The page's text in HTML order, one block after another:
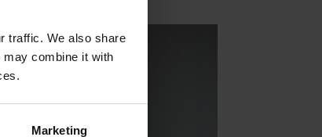
traffic. We also share
combine it with
Marketing